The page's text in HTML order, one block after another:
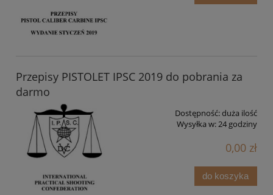
Przepisy PISTOLET IPSC 2019 do pobrania za
darmo
Dostępność:duża ilość
Wysyłka w:24 godziny
0,00 zł
do koszyka